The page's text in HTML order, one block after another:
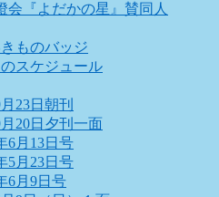
会『よだかの星』賛同人
ものバッジ
スケジュール
23日朝刊
20日夕刊一面
6月13日号
5月23日号
6月9日号